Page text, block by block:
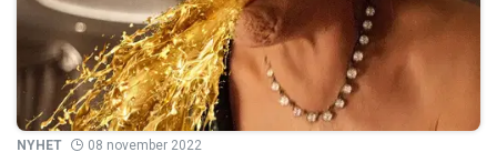
NYHET 08 november 2022